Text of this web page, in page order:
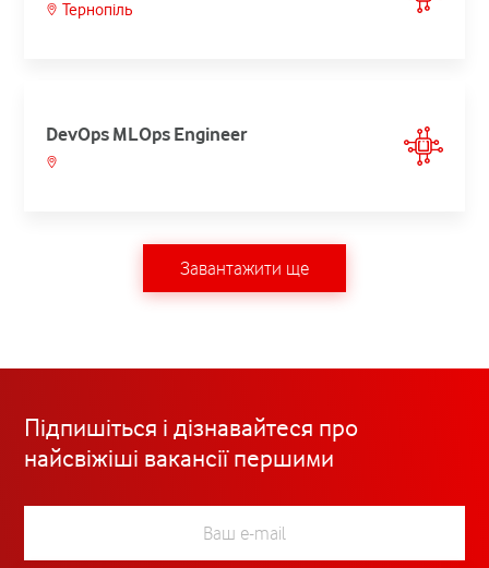
Тернопіль
DevOps MLOps Engineer
Завантажити ще
Підпишіться і дізнавайтеся про
найсвіжіші вакансії першими